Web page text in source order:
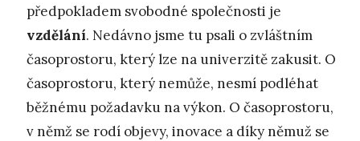
předpokladem svobodné společnosti je
vzdělání. Nedávno jsme tu psali o zvláštním
časoprostoru, který lze na univerzitě zakusit. O
časoprostoru, který nemůže, nesmí podléhat
běžnému požadavku na výkon. O časoprostoru,
v němž se rodí objevy, inovace a díky němuž se